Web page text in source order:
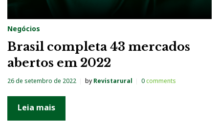
Negócios
Brasil completa 43 mercados
abertos em 2022
26 de setembro de 2022 by Revistarural 0comments
Leia mais